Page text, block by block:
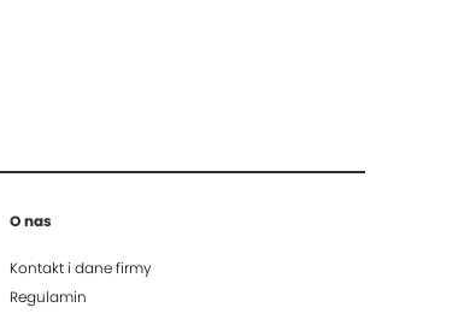
O nas
Kontakt i dane firmy
Regulamin